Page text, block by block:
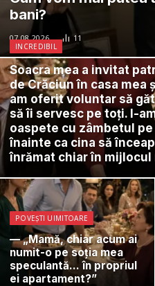
bani?
07.08.2026 11
INCREDIBIL
Soacra mea a invitat
de Crăciun în casa mea
am oferit voluntar să
să îi servesc pe toți. I-
oaspete cu zâmbetul
înainte ca cina să
înrămat chiar în
POVEȘTI UIMITOARE
— „Mamă, chiar acum ai
numit-o pe soția mea
speculantă… în propriul
ei apartament?”